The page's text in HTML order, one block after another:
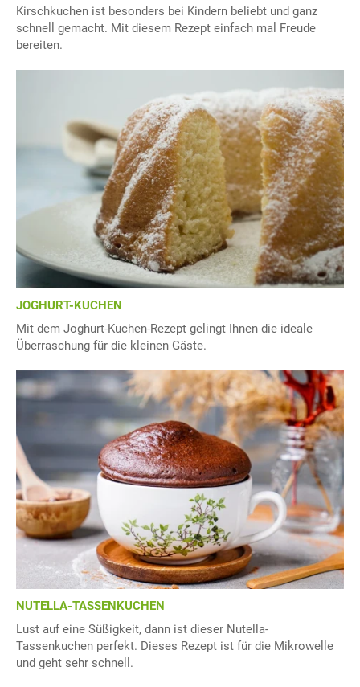
Kirschkuchen ist besonders bei Kindern beliebt und ganz
schnell gemacht. Mit diesem Rezept einfach mal Freude
bereiten.
JOGHURT-KUCHEN
Mit dem Joghurt-Kuchen-Rezept gelingt Ihnen die ideale
Überraschung für die kleinen Gäste.
NUTELLA-TASSENKUCHEN
Lust auf eine Süßigkeit, dann ist dieser Nutella-
Tassenkuchen perfekt. Dieses Rezept ist für die Mikrowelle
und geht sehr schnell.